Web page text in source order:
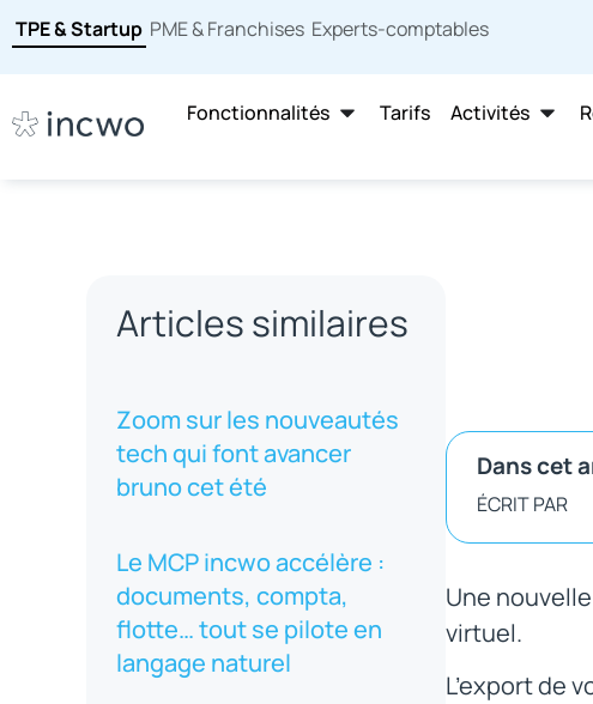
TPE & Startup PME & Franchises Experts-comptables
Fonctionnalités Tarifs Activités
Articles similaires
Zoom sur les nouveautés
tech qui font avancer
bruno cet été
Le MCP incwo accélère :
documents, compta,
flotte… tout se pilote en
langage naturel
Dans cet
ÉCRIT PAR
Une
virtuel.
L’export de